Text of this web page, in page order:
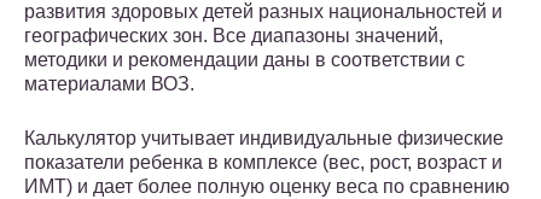
развития здоровых детей разных национальностей и
географических зон. Все диапазоны значений,
методики и рекомендации даны в соответствии с
материалами ВОЗ.
Калькулятор учитывает индивидуальные физические
показатели ребенка в комплексе (вес, рост, возраст и
ИМТ) и дает более полную оценку веса по сравнению